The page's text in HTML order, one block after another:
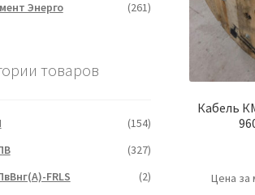
Кабель
Цена за
Энерго
(261)
товаров
(154)
(327)
FRLS
(2)